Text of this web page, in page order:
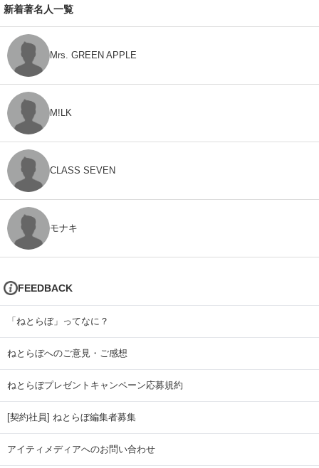
新着著名人一覧
Mrs. GREEN APPLE
M!LK
CLASS SEVEN
モナキ
FEEDBACK
「ねとらぼ」ってなに？
ねとらぼへのご意見・ご感想
ねとらぼプレゼントキャンペーン応募規約
[契約社員] ねとらぼ編集者募集
アイティメディアへのお問い合わせ